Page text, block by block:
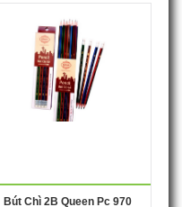
Bút Chì 2B Queen Pc 970